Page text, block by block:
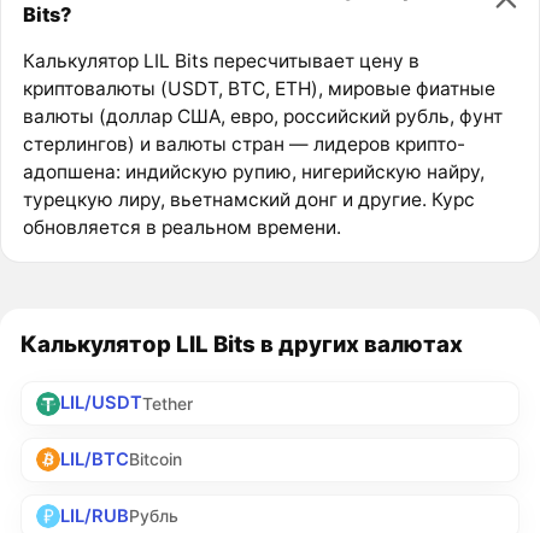
Bits?
Калькулятор LIL Bits пересчитывает цену в
криптовалюты (USDT, BTC, ETH), мировые фиатные
валюты (доллар США, евро, российский рубль, фунт
стерлингов) и валюты стран — лидеров крипто-
адопшена: индийскую рупию, нигерийскую найру,
турецкую лиру, вьетнамский донг и другие. Курс
обновляется в реальном времени.
Калькулятор LIL Bits в других валютах
LIL/USDTTether
LIL/BTCBitcoin
LIL/RUBРубль